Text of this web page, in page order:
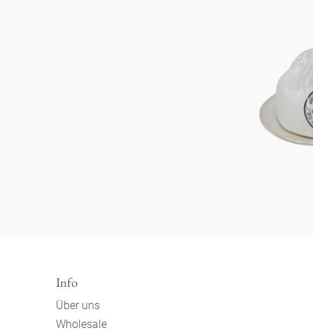
Info
Über uns
Wholesale